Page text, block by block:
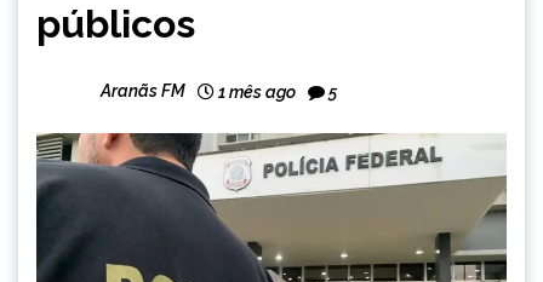
públicos
Aranãs FM 1 mês ago 5